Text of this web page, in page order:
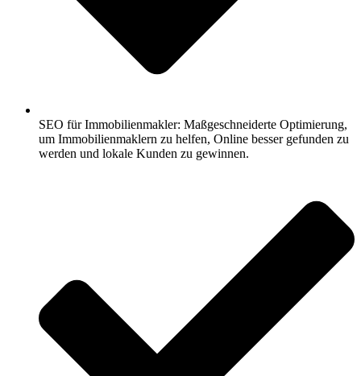
SEO für Immobilienmakler: Maßgeschneiderte Optimierung,
um Immobilienmaklern zu helfen, Online besser gefunden zu
werden und lokale Kunden zu gewinnen.